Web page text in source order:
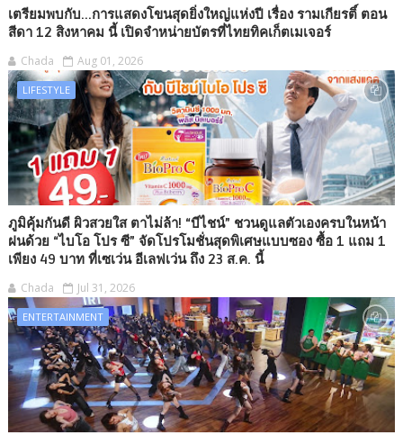
เตรียมพบกับ...การแสดงโขนสุดยิ่งใหญ่แห่งปี เรื่อง รามเกียรติ์ ตอน
สีดา 12 สิงหาคม นี้ เปิดจำหน่ายบัตรที่ไทยทิคเก็ตเมเจอร์
Chada Aug 01, 2026
LIFESTYLE
ภูมิคุ้มกันดี ผิวสวยใส ตาไม่ล้า! “บีไชน์” ชวนดูแลตัวเองครบในหน้า
ฝนด้วย “ไบโอ โปร ซี” จัดโปรโมชั่นสุดพิเศษแบบซอง ซื้อ 1 แถม 1
เพียง 49 บาท ที่เซเว่น อีเลฟเว่น ถึง 23 ส.ค. นี้
Chada Jul 31, 2026
ENTERTAINMENT